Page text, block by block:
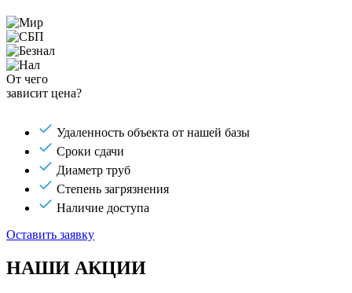
От чего
зависит цена?
Удаленность объекта от нашей базы
Сроки сдачи
Диаметр труб
Степень загрязнения
Наличие доступа
Оставить заявку
НАШИ АКЦИИ